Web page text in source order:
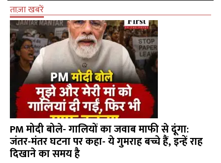
ताज़ा खबरें
PM मोदी बोले- गालियों का जवाब माफी से दूंगा:
जंतर-मंतर घटना पर कहा- ये गुमराह बच्चे हैं, इन्हें राह
दिखाने का समय है